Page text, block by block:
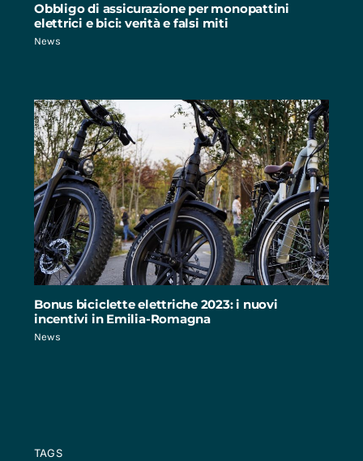
Obbligo di assicurazione per monopattini
elettrici e bici: verità e falsi miti
News
Bonus biciclette elettriche 2023: i nuovi
incentivi in Emilia-Romagna
News
TAGS